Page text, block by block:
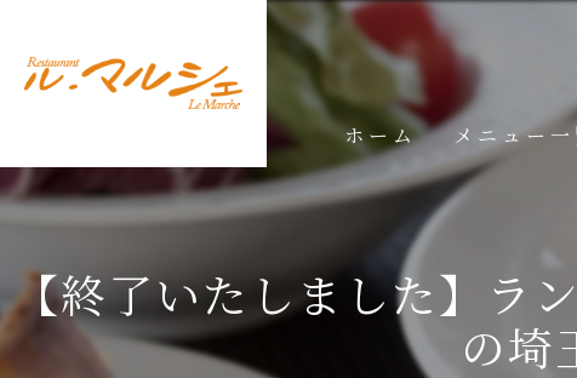
ホーム メニュー一
ディナーメニュ
ドリンクメニ
【終了いたしました】ラ
の埼